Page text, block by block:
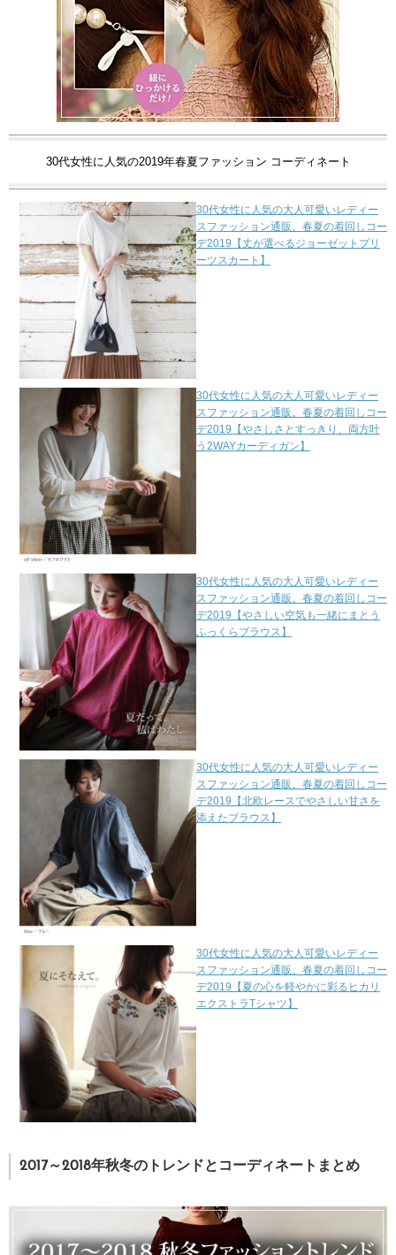
30代女性に人気の2019年春夏ファッション コーディネート
30代女性に人気の大人可愛いレディー
スファッション通販。春夏の着回しコー
デ2019【丈が選べるジョーゼットプリ
ーツスカート】
30代女性に人気の大人可愛いレディー
スファッション通販。春夏の着回しコー
デ2019【やさしさとすっきり、両方叶
う2WAYカーディガン】
30代女性に人気の大人可愛いレディー
スファッション通販。春夏の着回しコー
デ2019【やさしい空気も一緒にまとう
ふっくらブラウス】
30代女性に人気の大人可愛いレディー
スファッション通販。春夏の着回しコー
デ2019【北欧レースでやさしい甘さを
添えたブラウス】
30代女性に人気の大人可愛いレディー
スファッション通販。春夏の着回しコー
デ2019【夏の心を軽やかに彩るヒカリ
エクストラTシャツ】
2017～2018年秋冬のトレンドとコーディネートまとめ